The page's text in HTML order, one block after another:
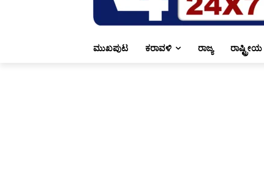
ಮುಖಪುಟ ಕರಾವಳಿ ರಾಜ್ಯ ರಾಷ್ಟ್ರೀಯ